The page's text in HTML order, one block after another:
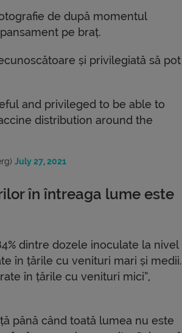
de după momentul
pe braț.
și privilegiată să pot
and privileged to be able to
distribution around the
July 27, 2021
în întreaga lume este
dintre dozele inoculate la nivel
în țările cu venituri mari și medii.
în țările cu venituri mici”,
până când toată lumea nu este